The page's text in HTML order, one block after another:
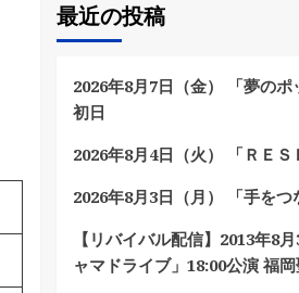
最近の投稿
2026年8月7日（金） 「夢の
初日
2026年8月4日（火） 「ＲＥＳ
2026年8月3日（月） 「手を
【リバイバル配信】2013年8
ャマドライブ」18:00公演 福